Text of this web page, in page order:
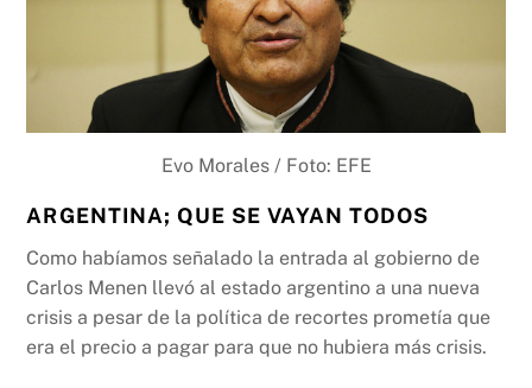
Evo Morales / Foto: EFE
ARGENTINA; QUE SE VAYAN TODOS
Como habíamos señalado la entrada al gobierno de
Carlos Menen llevó al estado argentino a una nueva
crisis a pesar de la política de recortes prometía que
era el precio a pagar para que no hubiera más crisis.